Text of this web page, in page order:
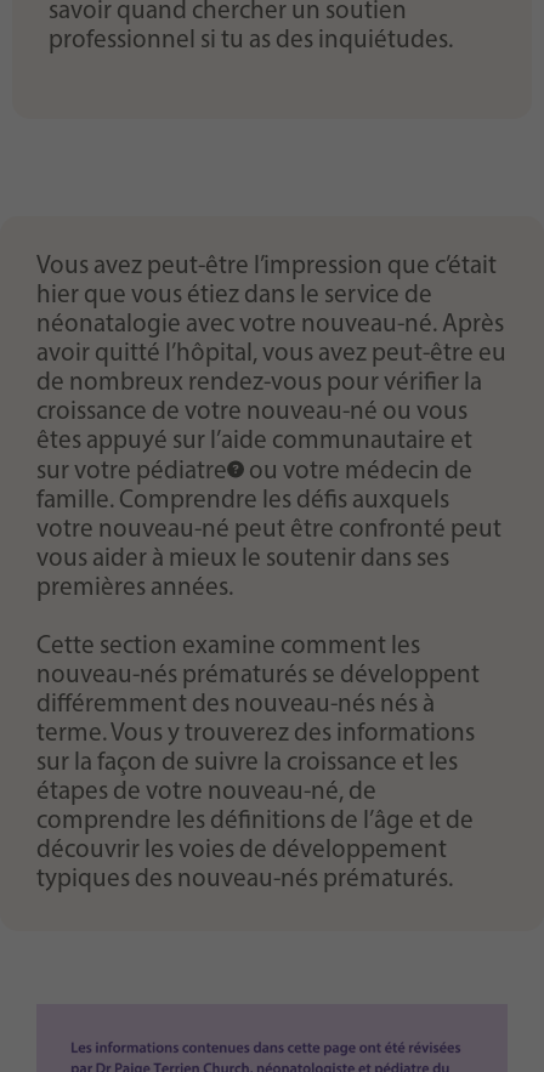
savoir quand chercher un soutien
professionnel si tu as des inquiétudes.
Vous avez peut-être l’impression que c’était
hier que vous étiez dans le service de
néonatalogie avec votre nouveau-né. Après
avoir quitté l’hôpital, vous avez peut-être eu
de nombreux rendez-vous pour vérifier la
croissance de votre nouveau-né ou vous
êtes appuyé sur l’aide communautaire et
sur votre pédiatre
ou votre médecin de
famille. Comprendre les défis auxquels
votre nouveau-né peut être confronté peut
vous aider à mieux le soutenir dans ses
premières années.
Cette section examine comment les
nouveau-nés prématurés se développent
différemment des nouveau-nés nés à
terme. Vous y trouverez des informations
sur la façon de suivre la croissance et les
étapes de votre nouveau-né, de
comprendre les définitions de l’âge et de
découvrir les voies de développement
typiques des nouveau-nés prématurés.